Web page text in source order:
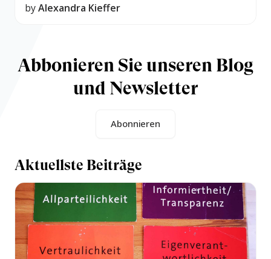
byAlexandra Kieffer
Abbonieren Sie unseren Blog
und Newsletter
Abonnieren
Aktuellste Beiträge